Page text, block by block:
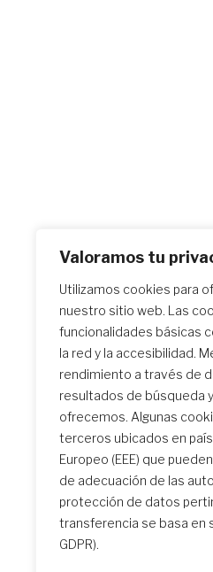
Valoramos tu
Utilizamos cookies para
nuestro sitio web. Las
funcionalidades básicas
la red y la accesibilidad.
rendimiento a través de
resultados de búsqueda
ofrecemos. Algunas
terceros ubicados en
Europeo (EEE) que
de adecuación de las
protección de datos
transferencia se basa en
GDPR).